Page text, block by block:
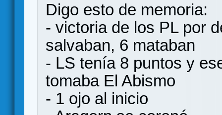
Digo esto de memoria:
- victoria de los PL por
salvaban, 6 mataban
- LS tenía 8 puntos y
tomaba El Abismo
- 1 ojo al inicio